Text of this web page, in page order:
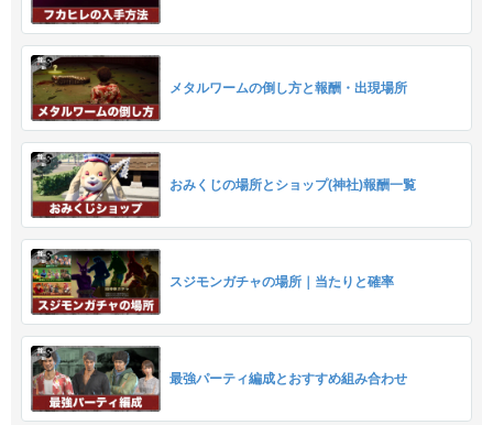
メタルワームの倒し方と報酬・出現場所
おみくじの場所とショップ(神社)報酬一覧
スジモンガチャの場所｜当たりと確率
最強パーティ編成とおすすめ組み合わせ